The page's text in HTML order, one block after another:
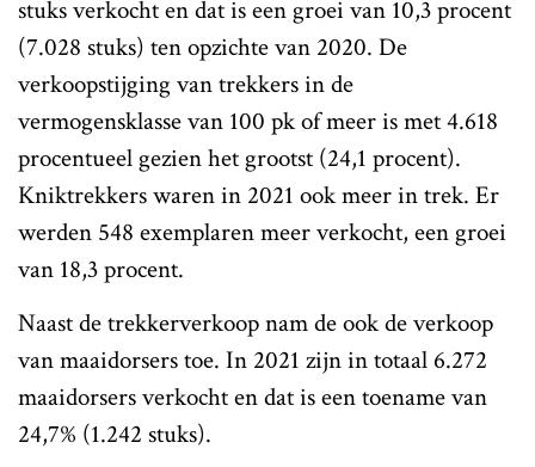
stuks verkocht en dat is een groei van 10,3 procent
(7.028 stuks) ten opzichte van 2020. De
verkoopstijging van trekkers in de
vermogensklasse van 100 pk of meer is met 4.618
procentueel gezien het grootst (24,1 procent).
Kniktrekkers waren in 2021 ook meer in trek. Er
werden 548 exemplaren meer verkocht, een groei
van 18,3 procent.
Naast de trekkerverkoop nam de ook de verkoop
van maaidorsers toe. In 2021 zijn in totaal 6.272
maaidorsers verkocht en dat is een toename van
24,7% (1.242 stuks).